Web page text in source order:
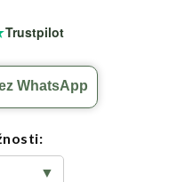
Trustpilot
WhatsApp
▼